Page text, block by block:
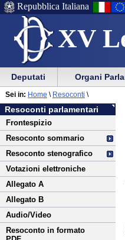
XV
Menu
di
ausilio
alla
navigazione
Vai
Menu
di
navigazione
principale
Repubblica Italiana
Menu
di
navigazione
principale
Vai
menu
di
sezione
Deputati Organi
Vai
al
contenuto
Resoconti parlamentari
Frontespizio
Resoconto sommario
Resoconto stenografico
Votazioni elettroniche
Allegato A
Allegato B
Audio/Video
Resoconto in formato
Sei in: Home \ Resoconti \